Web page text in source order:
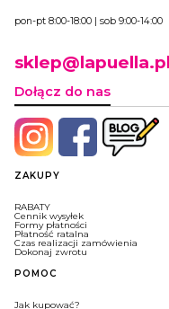
pon-pt 8:00-18:00 | sob 9:00-14:00
sklep@lapuella.pl
Dołącz do nas
Linki w stopce
ZAKUPY
RABATY
Cennik wysyłek
Formy płatności
Płatność ratalna
Czas realizacji zamówienia
Dokonaj zwrotu
POMOC
Jak kupować?